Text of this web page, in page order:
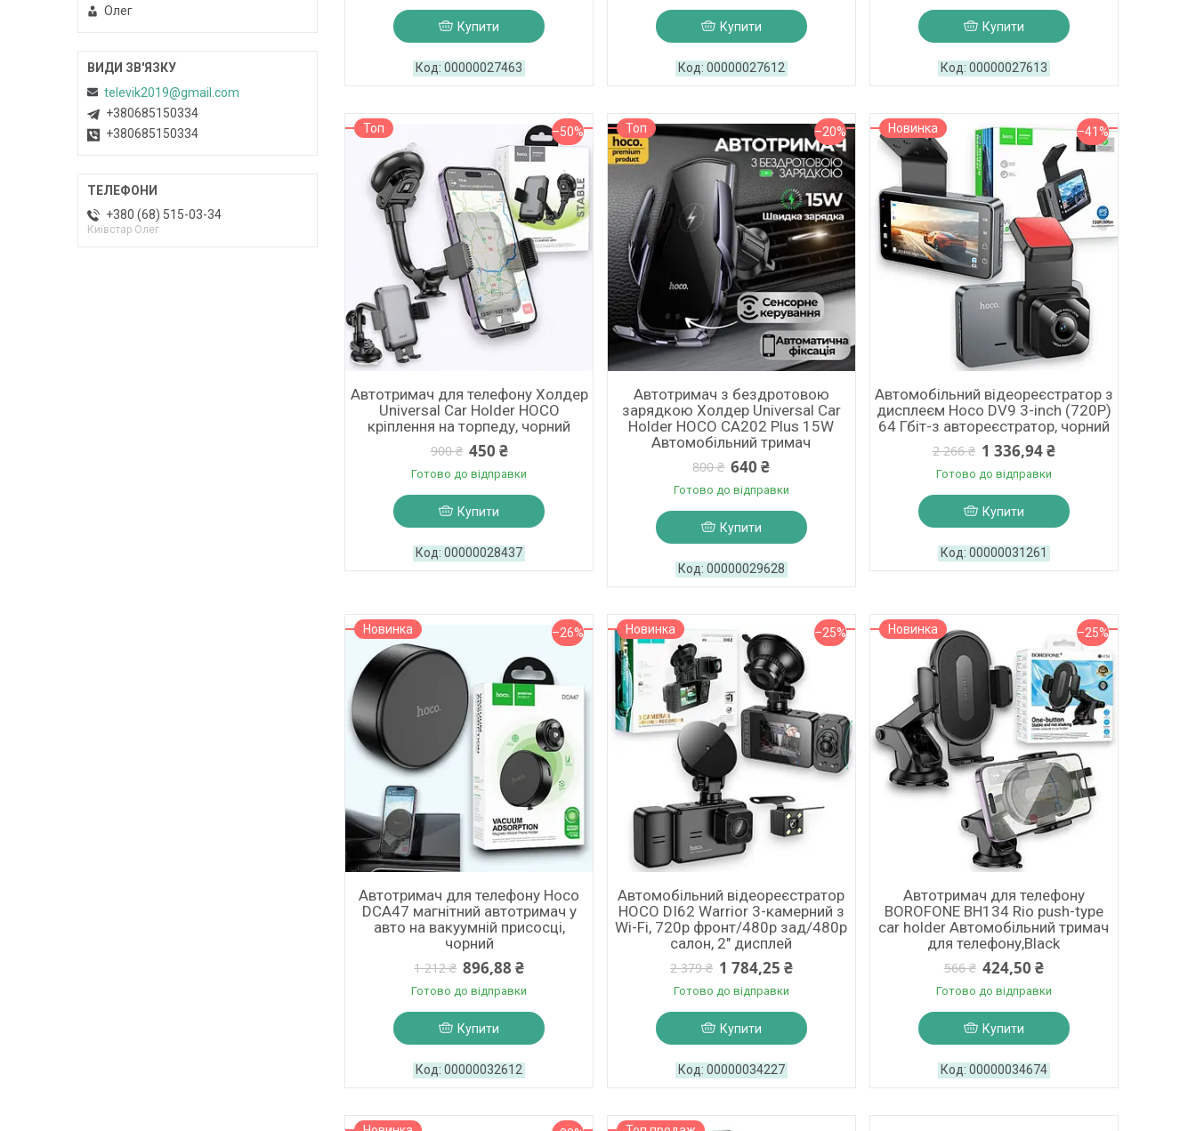
Купити
00000027463
Купити
00000027612
Купити
00000027613
Топ –50%
Автотримач для телефону Холдер
Universal Car Holder HOCO
кріплення на торпеду, чорний
900 ₴ 450 ₴
Готово до відправки
Купити
00000028437
Топ –20%
Автотримач з бездротовою
зарядкою Холдер Universal Car
Holder HOCO CA202 Plus 15W
Автомобільний тримач
800 ₴ 640 ₴
Готово до відправки
Купити
00000029628
Новинка –41%
Автомобільний відеореєстратор з
дисплеєм Hoco DV9 3-inch (720P)
64 Гбіт-з автореєстратор, чорний
2 266 ₴ 1 336,94 ₴
Готово до відправки
Купити
00000031261
Новинка –26%
Автотримач для телефону Hoco
DCA47 магнітний автотримач у
авто на вакуумній присосці,
чорний
1 212 ₴ 896,88 ₴
Готово до відправки
Купити
00000032612
Новинка –25%
Автомобільний відеореєстратор
HOCO DI62 Warrior 3-камерний з
Wi-Fi, 720p фронт/480p зад/480p
салон, 2" дисплей
2 379 ₴ 1 784,25 ₴
Готово до відправки
Купити
00000034227
Новинка –25%
Автотримач для телефону
BOROFONE BH134 Rio push-type
car holder Автомобільний тримач
для телефону,Black
566 ₴ 424,50 ₴
Готово до відправки
Купити
00000034674
Олег
televik2019@gmail.com
+380685150334
+380685150334
+380 (68) 515-03-34
Київстар Олег